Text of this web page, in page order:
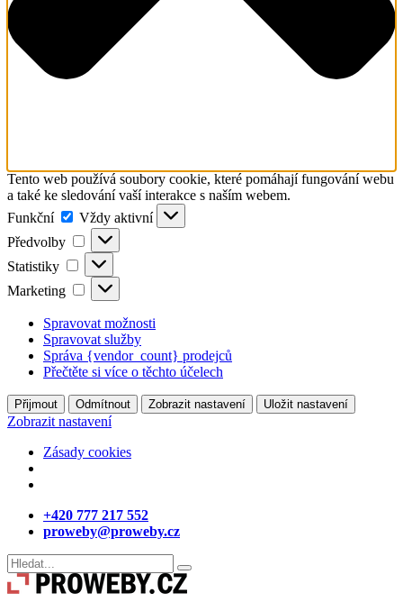
Tento web používá soubory cookie, které pomáhají fungování webu
a také ke sledování vaší interakce s naším webem.
Funkční
Funkční
Vždy aktivní
Předvolby
Předvolby
Statistiky Statistiky
Marketing Marketing
Spravovat možnosti
Spravovat služby
Správa {vendor_count} prodejců
Přečtěte si více o těchto účelech
Přijmout Odmítnout Zobrazit nastavení Uložit nastavení
Zobrazit nastavení
Zásady cookies
+420 777 217 552
proweby@proweby.cz